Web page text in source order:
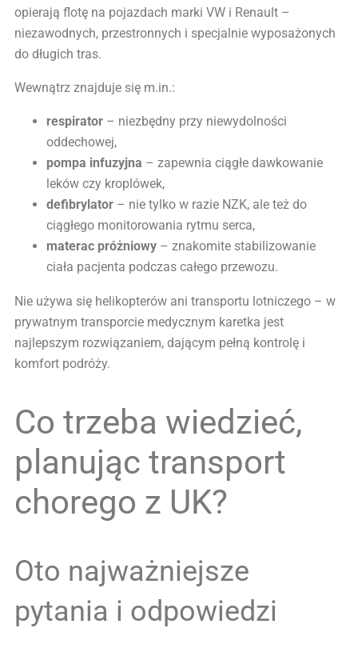
opierają flotę na pojazdach marki VW i Renault –
niezawodnych, przestronnych i specjalnie wyposażonych
do długich tras.
Wewnątrz znajduje się m.in.:
respirator – niezbędny przy niewydolności
oddechowej,
pompa infuzyjna – zapewnia ciągłe dawkowanie
leków czy kroplówek,
defibrylator – nie tylko w razie NZK, ale też do
ciągłego monitorowania rytmu serca,
materac próżniowy – znakomite stabilizowanie
ciała pacjenta podczas całego przewozu.
Nie używa się helikopterów ani transportu lotniczego – w
prywatnym transporcie medycznym karetka jest
najlepszym rozwiązaniem, dającym pełną kontrolę i
komfort podróży.
Co trzeba wiedzieć,
planując transport
chorego z UK?
Oto najważniejsze
pytania i odpowiedzi